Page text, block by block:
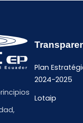
Plan
2024-2025
Lotaip